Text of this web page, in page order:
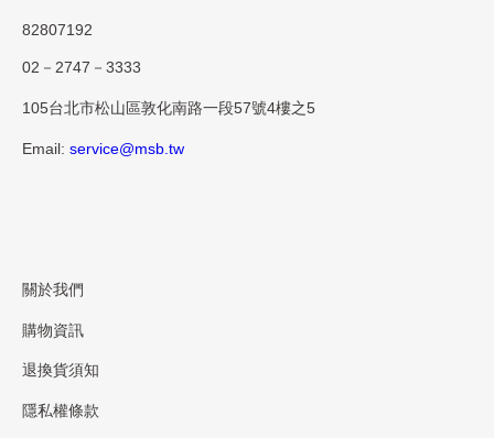
82807192
02－2747－3333
105台北市松山區敦化南路一段57號4樓之5
Email: service@msb.tw
關於我們
購物資訊
退換貨須知
隱私權條款